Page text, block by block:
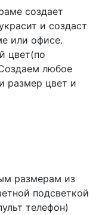
создает
и создаст
или офисе.
цвет(по
любое
размер цвет и
размерам из
подсветкой
телефон)